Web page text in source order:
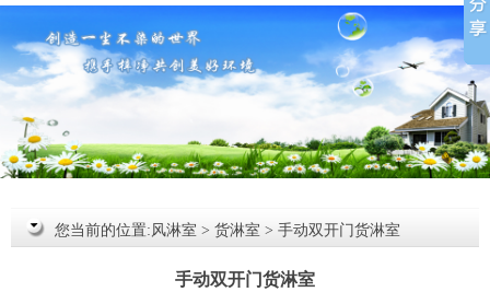
您当前的位置: 风淋室 > 货淋室 > 手动双开门货淋室
手动双开门货淋室